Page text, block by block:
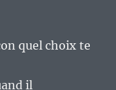
quel choix te
il